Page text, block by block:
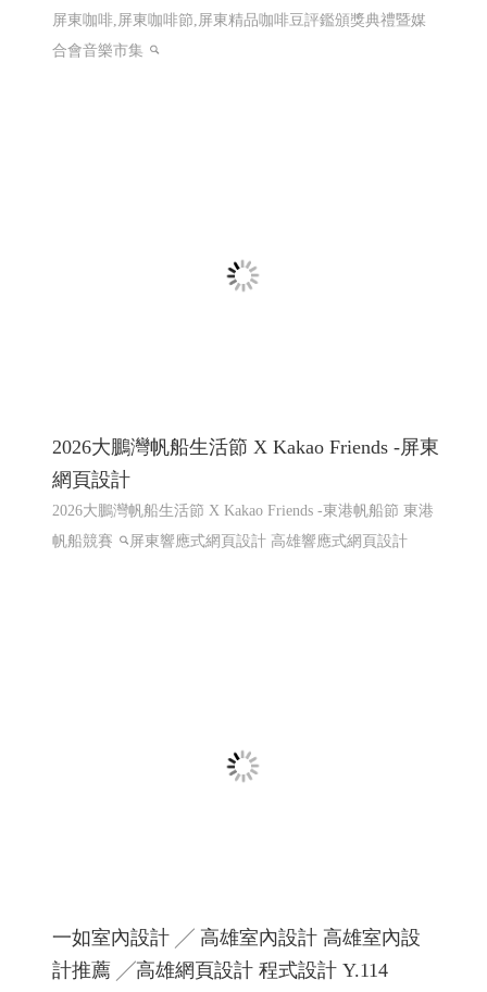
屏東咖啡,屏東咖啡節,屏東精品咖啡豆評鑑頒獎典禮暨媒
合會音樂市集
2026大鵬灣帆船生活節 X Kakao Friends -屏東
網頁設計
2026大鵬灣帆船生活節 X Kakao Friends -東港帆船節 東港
帆船競賽
屏東響應式網頁設計 高雄響應式網頁設計
一如室內設計 ╱ 高雄室內設計 高雄室內設
計推薦 ╱高雄網頁設計 程式設計 Y.114